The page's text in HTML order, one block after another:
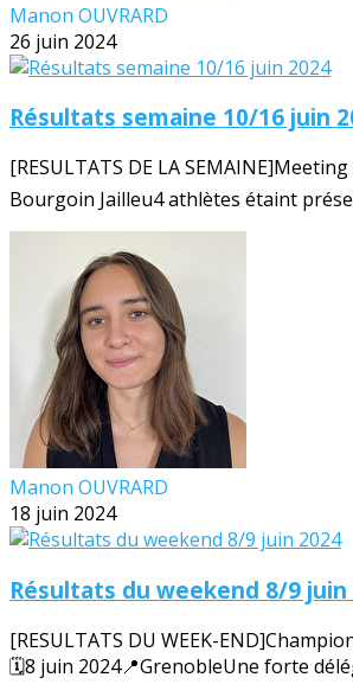
Manon OUVRARD
26 juin 2024
Résultats semaine 10/16 juin
[RESULTATS DE LA
Bourgoin Jailleu4 athlètes étaint
Manon OUVRARD
18 juin 2024
Résultats du weekend 8/9 juin
[RESULTATS DU WEEK-
🗓️8 juin 2024📍GrenobleUne forte